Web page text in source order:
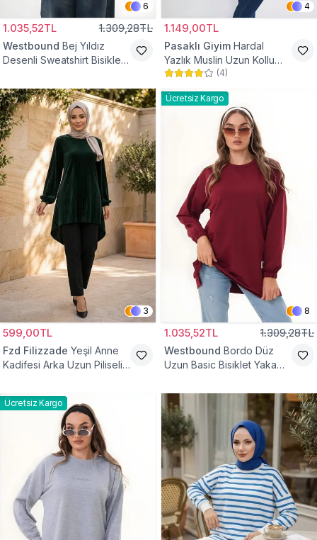
6
1.035,52TL 1.309,28TL
Westbound Bej Yıldız
Desenli Sweatshirt Bisiklet
4
1.149,00TL
Pasaklı Giyim Hardal
Yazlık Muslin Uzun Kollu
Hakim Yaka Cepli Tesettür
(4)
3
599,00TL
Fzd Filizzade Yeşil Anne
Kadifesi Arka Uzun Piliseli
Ücretsiz Kargo
8
1.035,52TL 1.309,28TL
Westbound Bordo Düz
Uzun Basic Bisiklet Yaka
Ücretsiz Kargo